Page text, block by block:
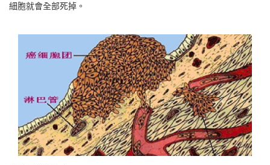
細胞就會全部死掉。